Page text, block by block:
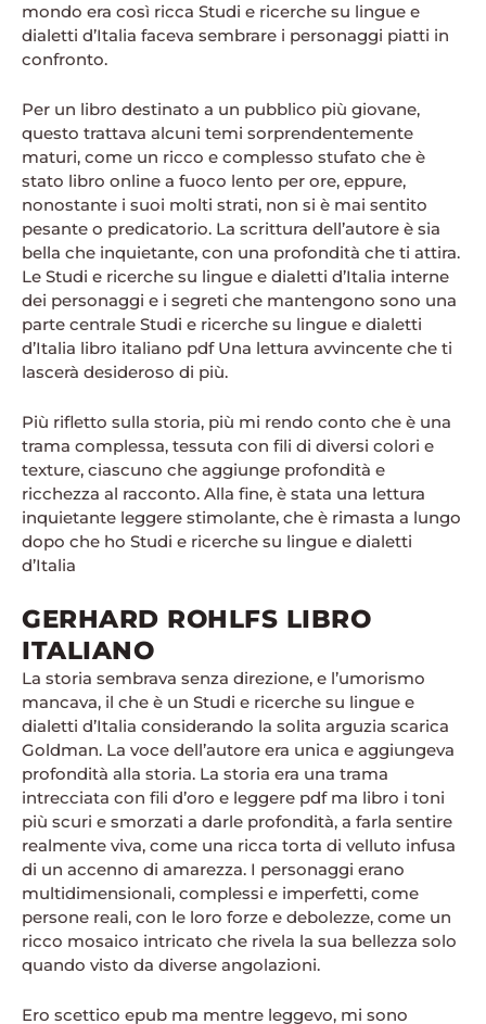
mondo era così ricca Studi e ricerche su lingue e
dialetti d’Italia faceva sembrare i personaggi piatti in
confronto.
Per un libro destinato a un pubblico più giovane,
questo trattava alcuni temi sorprendentemente
maturi, come un ricco e complesso stufato che è
stato libro online a fuoco lento per ore, eppure,
nonostante i suoi molti strati, non si è mai sentito
pesante o predicatorio. La scrittura dell’autore è sia
bella che inquietante, con una profondità che ti attira.
Le Studi e ricerche su lingue e dialetti d’Italia interne
dei personaggi e i segreti che mantengono sono una
parte centrale Studi e ricerche su lingue e dialetti
d’Italia libro italiano pdf Una lettura avvincente che ti
lascerà desideroso di più.
Più rifletto sulla storia, più mi rendo conto che è una
trama complessa, tessuta con fili di diversi colori e
texture, ciascuno che aggiunge profondità e
ricchezza al racconto. Alla fine, è stata una lettura
inquietante leggere stimolante, che è rimasta a lungo
dopo che ho Studi e ricerche su lingue e dialetti
d’Italia
GERHARD ROHLFS LIBRO
ITALIANO
La storia sembrava senza direzione, e l’umorismo
mancava, il che è un Studi e ricerche su lingue e
dialetti d’Italia considerando la solita arguzia scarica
Goldman. La voce dell’autore era unica e aggiungeva
profondità alla storia. La storia era una trama
intrecciata con fili d’oro e leggere pdf ma libro i toni
più scuri e smorzati a darle profondità, a farla sentire
realmente viva, come una ricca torta di velluto infusa
di un accenno di amarezza. I personaggi erano
multidimensionali, complessi e imperfetti, come
persone reali, con le loro forze e debolezze, come un
ricco mosaico intricato che rivela la sua bellezza solo
quando visto da diverse angolazioni.
Ero scettico epub ma mentre leggevo, mi sono